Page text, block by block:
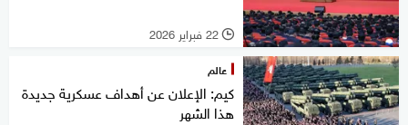
l 22 فبراير 2026
عالم
كيم: الإعلان عن أهداف عسكرية جديدة
هذا الشهر